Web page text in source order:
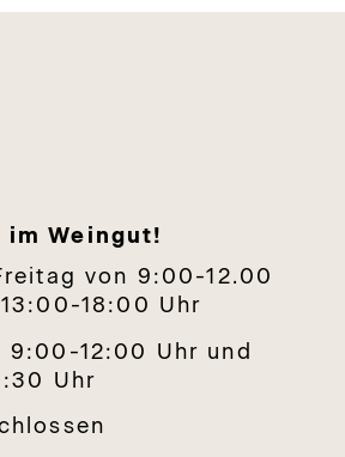
im Weingut!
von 9:00-12.00
18:00 Uhr
9:00-12:00 Uhr und
Uhr